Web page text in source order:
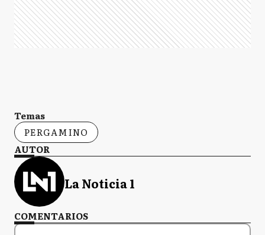
Temas
PERGAMINO
AUTOR
La Noticia 1
COMENTARIOS